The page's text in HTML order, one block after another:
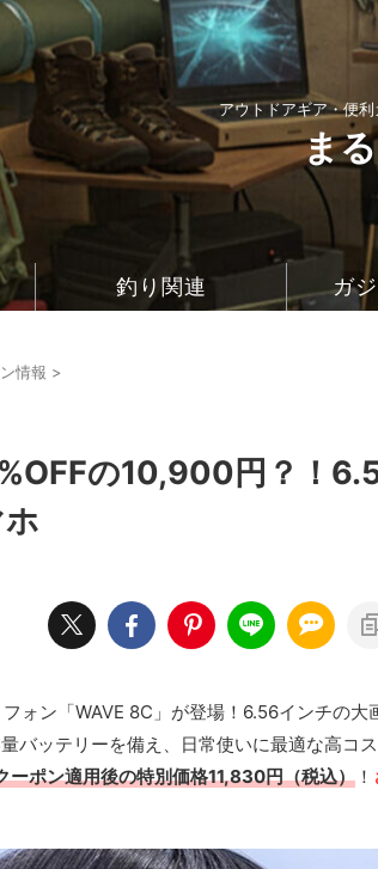
アウトドアギア・便
ま
釣り関連 ガ
情報 >
の10,900円？！
ォン「WAVE 8C」が登場！6.56インチの
バッテリーを備え、日常使いに最適な高コス
ポン適用後の特別価格11,830円（税込） ！